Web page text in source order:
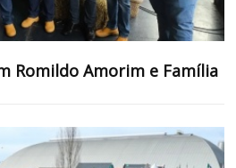
Romildo Amorim e Família